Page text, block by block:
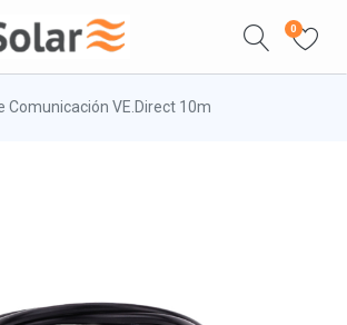
0
Comunicación VE.Direct 10m